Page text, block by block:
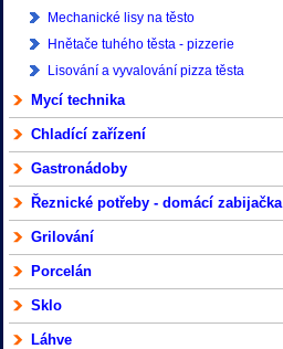
příslušenstvím - pizzerie
Mechanické lisy na těsto
Hnětače tuhého těsta - pizzerie
Lisování a vyvalování pizza těsta
Mycí technika
Chladící zařízení
Gastronádoby
Řeznické potřeby - domácí zabijačka
Grilování
Porcelán
Sklo
Láhve